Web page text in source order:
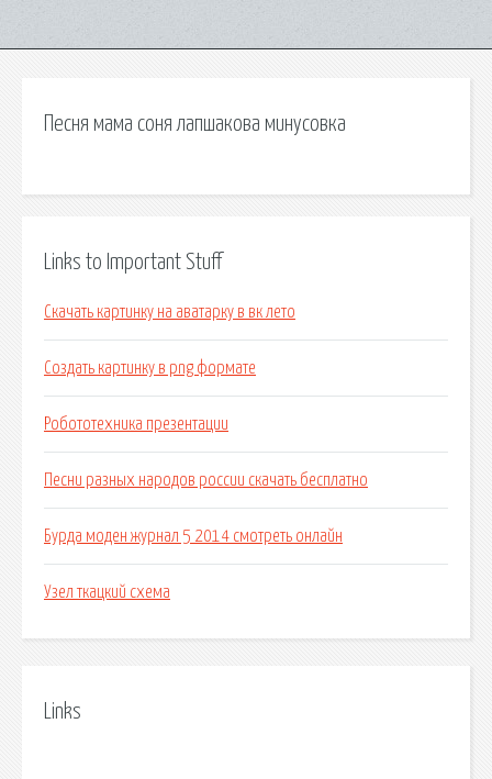
Песня мама соня лапшакова минусовка
Links to Important Stuff
Скачать картинку на аватарку в вк лето
Создать картинку в png формате
Робототехника презентации
Песни разных народов россии скачать бесплатно
Бурда моден журнал 5 2014 смотреть онлайн
Узел ткацкий схема
Links